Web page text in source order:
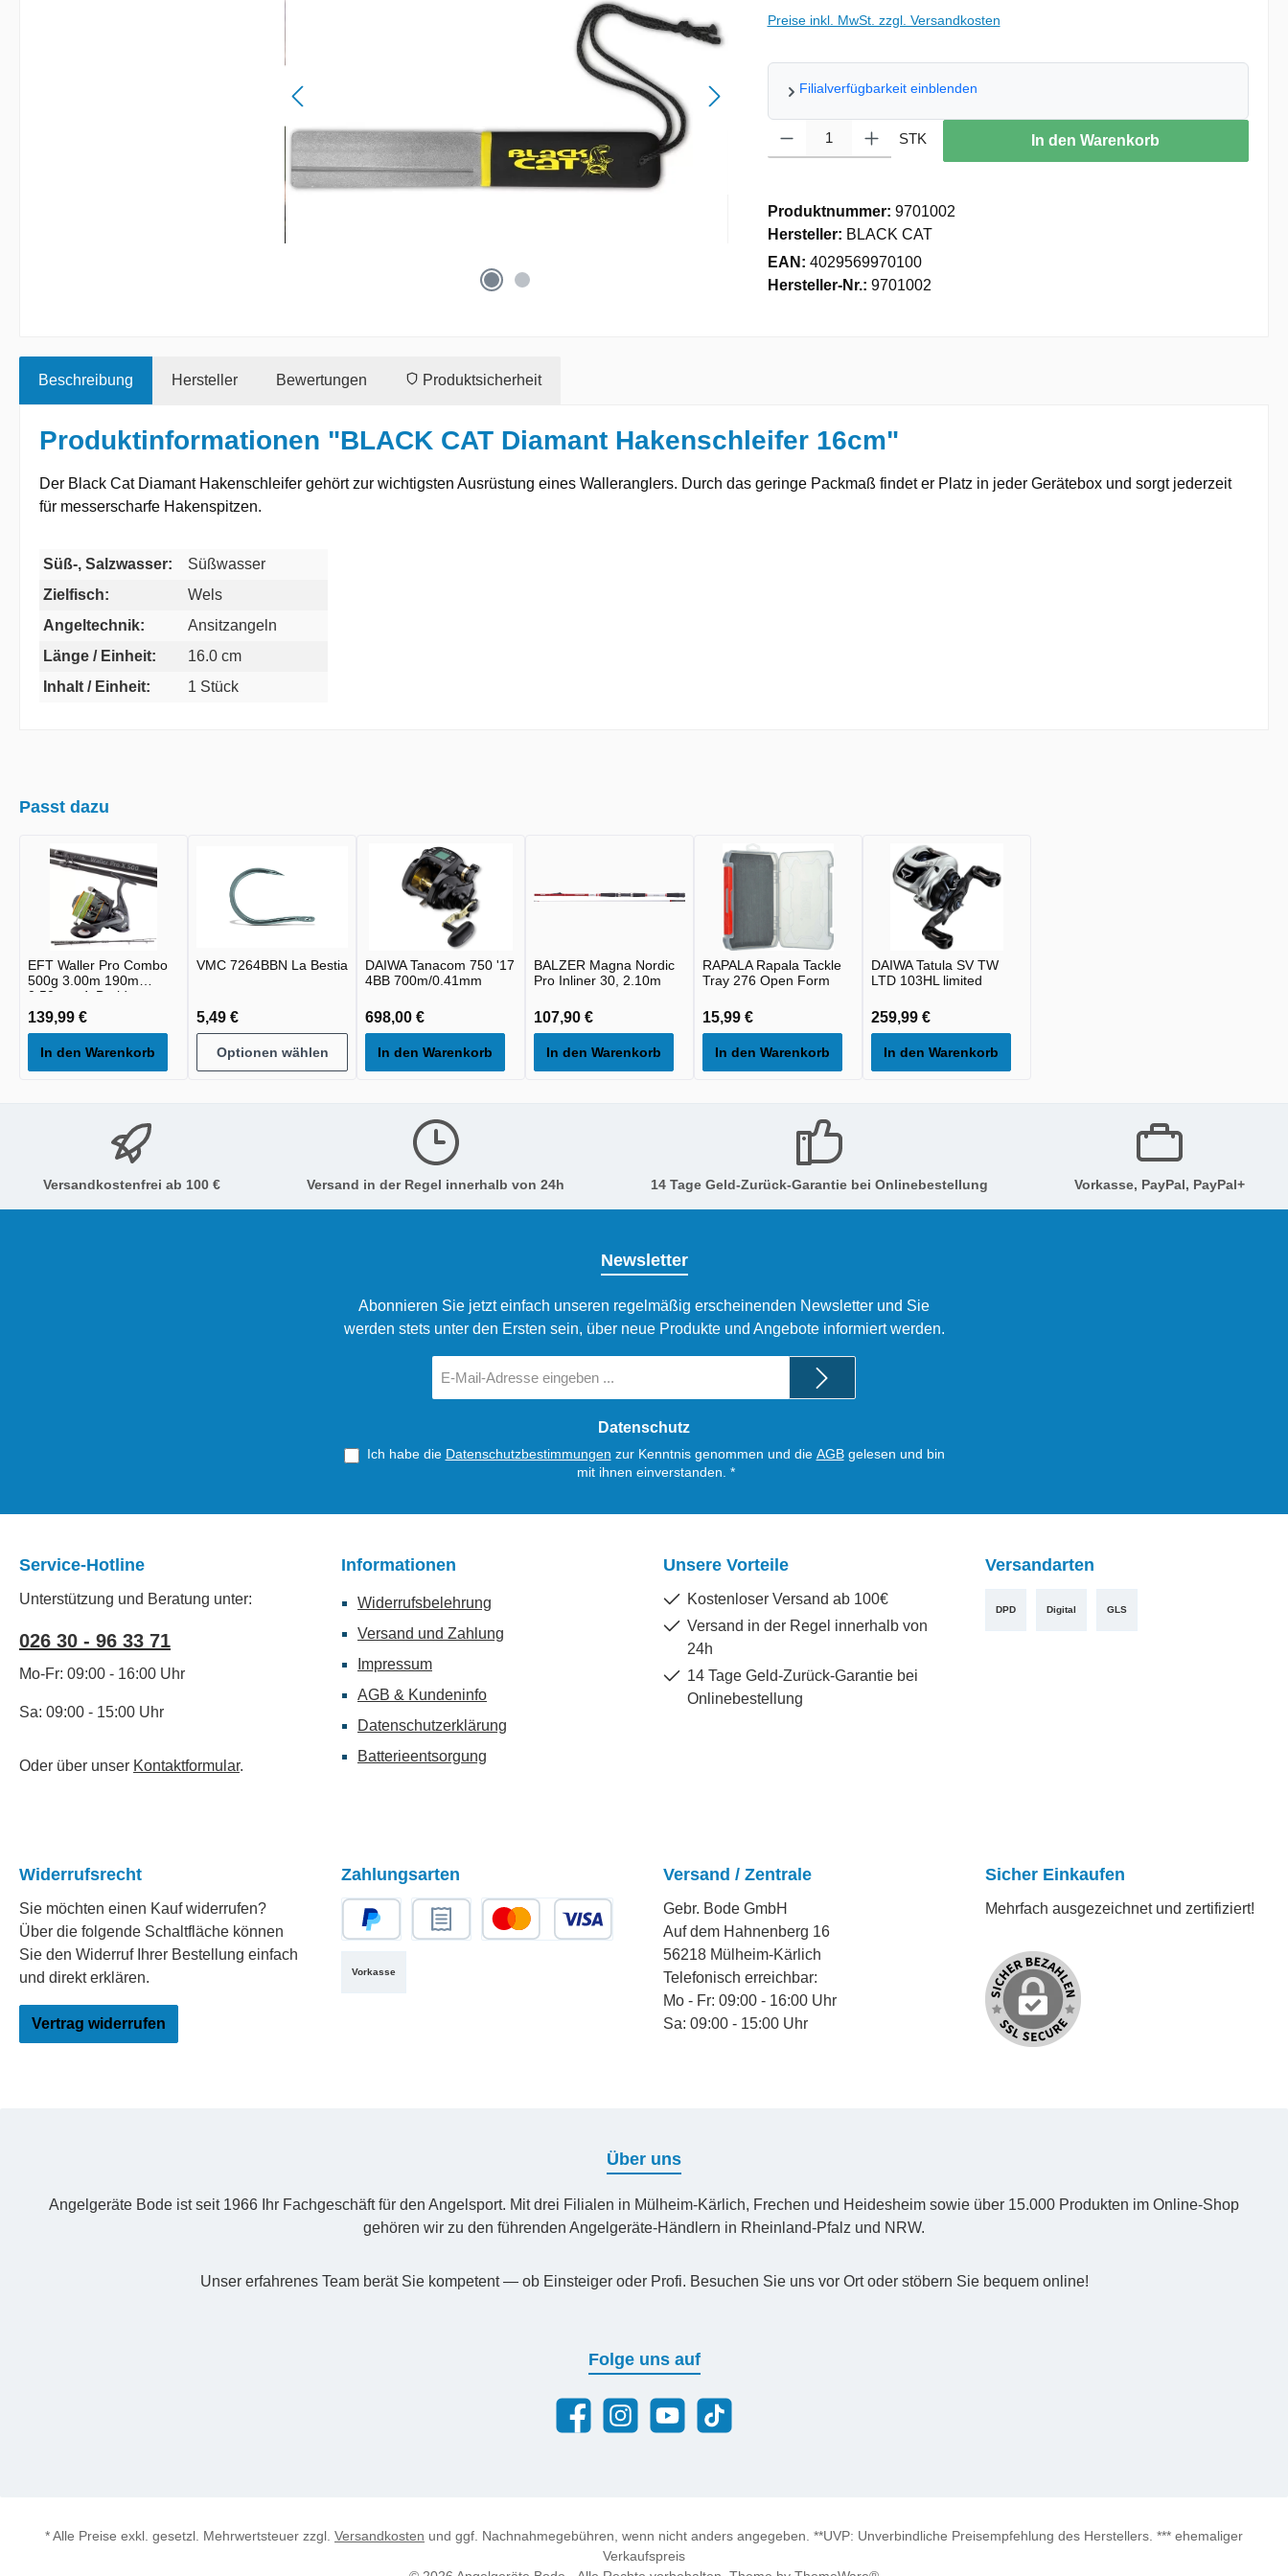
Preise inkl. MwSt. zzgl. Versandkosten
Filialverfügbarkeit einblenden
Produkt Anzahl: Gib den gewünschten Wert ein oder benutze die Schaltflächen um
STK In den Warenkorb
Produktnummer: 9701002
Hersteller: BLACK CAT
EAN: 4029569970100
Hersteller-Nr.: 9701002
Beschreibung Hersteller Bewertungen Produktsicherheit
Produktinformationen "BLACK CAT Diamant Hakenschleifer 16cm"
Der Black Cat Diamant Hakenschleifer gehört zur wichtigsten Ausrüstung eines Walleranglers. Durch das geringe Packmaß findet er Platz in jeder Gerätebox und sorgt jederzeit
für messerscharfe Hakenspitzen.
Süß-, Salzwasser:
Süßwasser
Zielfisch:
Wels
Angeltechnik:
Ansitzangeln
Länge / Einheit:
16.0 cm
Inhalt / Einheit:
1 Stück
Passt dazu
EFT Waller Pro Combo
500g 3.00m 190m
0.50mm 4xBraid
139,99 €
In den Warenkorb
VMC 7264BBN La Bestia
5,49 €
Optionen wählen
DAIWA Tanacom 750 '17
4BB 700m/0.41mm
698,00 €
In den Warenkorb
BALZER Magna Nordic
Pro Inliner 30, 2.10m
107,90 €
In den Warenkorb
RAPALA Rapala Tackle
Tray 276 Open Form
15,99 €
In den Warenkorb
DAIWA Tatula SV TW
LTD 103HL limited
259,99 €
In den Warenkorb
Versandkostenfrei ab 100 € Versand in der Regel innerhalb von 24h 14 Tage Geld-Zurück-Garantie bei Onlinebestellung Vorkasse, PayPal, PayPal+
Newsletter
Abonnieren Sie jetzt einfach unseren regelmäßig erscheinenden Newsletter und Sie
werden stets unter den Ersten sein, über neue Produkte und Angebote informiert werden.
Mail-
Datenschutz
Ich habe die Datenschutzbestimmungen zur Kenntnis genommen und die AGBgelesen und bin
mit ihnen einverstanden. *
Service-Hotline
Unterstützung und Beratung unter:
026 30 - 96 33 71
Mo-Fr: 09:00 - 16:00 Uhr
Sa: 09:00 - 15:00 Uhr
Oder über unser Kontaktformular.
Informationen
Widerrufsbelehrung
Versand und Zahlung
Impressum
AGB & Kundeninfo
Datenschutzerklärung
Batterieentsorgung
Unsere Vorteile
Kostenloser Versand ab 100€
Versand in der Regel innerhalb von
24h
14 Tage Geld-Zurück-Garantie bei
Onlinebestellung
Versandarten
DPD Digital GLS
Widerrufsrecht
Sie möchten einen Kauf widerrufen?
Über die folgende Schaltfläche können
Sie den Widerruf Ihrer Bestellung einfach
und direkt erklären.
Vertrag widerrufen
Zahlungsarten
Vorkasse
Versand / Zentrale
Gebr. Bode GmbH
Auf dem Hahnenberg 16
56218 Mülheim-Kärlich
Telefonisch erreichbar:
Mo - Fr: 09:00 - 16:00 Uhr
Sa: 09:00 - 15:00 Uhr
Sicher Einkaufen
Mehrfach ausgezeichnet und zertifiziert!
Über uns
Angelgeräte Bode ist seit 1966 Ihr Fachgeschäft für den Angelsport. Mit drei Filialen in Mülheim-Kärlich, Frechen und Heidesheim sowie über 15.000 Produkten im Online-Shop
gehören wir zu den führenden Angelgeräte-Händlern in Rheinland-Pfalz und NRW.
Unser erfahrenes Team berät Sie kompetent — ob Einsteiger oder Profi. Besuchen Sie uns vor Ort oder stöbern Sie bequem online!
Folge uns auf
FacebookInstagramYouTubeTikTok
* Alle Preise exkl. gesetzl. Mehrwertsteuer zzgl. Versandkosten und ggf. Nachnahmegebühren, wenn nicht anders angegeben. **UVP: Unverbindliche Preisempfehlung des Herstellers. *** ehemaliger
Verkaufspreis